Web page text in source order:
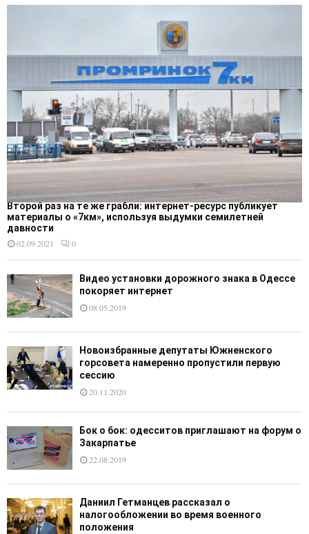
Второй раз на те же грабли: интернет-ресурс публикует
материалы о «7км», используя выдумки семилетней
давности
02.09.2021
0
Видео установки дорожного знака в Одессе
покоряет интернет
08.05.2019
Новоизбранные депутаты Южненского
горсовета намеренно пропустили первую
сессию
20.11.2020
Бок о бок: одесситов приглашают на форум о
Закарпатье
22.08.2019
Даниил Гетманцев рассказал о
налогообложении во время военного
положения